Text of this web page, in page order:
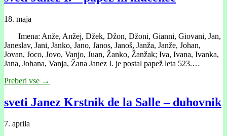
18. maja
Imena: Anže, Anžej, Džek, Džon, Džoni, Gianni, Giovani, Jan,
Janeslav, Jani, Janko, Jano, Janos, Janoš, Janža, Janže, Johan,
Jovan, Joco, Jovo, Vanjo, Juan, Žanko, Žanžak; Iva, Ivana, Ivanka,
Jana, Johana, Vanja, Žana Janez I. je postal papež leta 523.…
Preberi vse →
sveti Janez Krstnik de la Salle – duhovnik
7. aprila